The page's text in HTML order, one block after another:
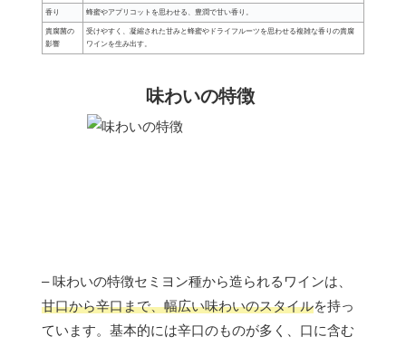
香り 蜂蜜やアプリコットを思わせる、豊潤で甘い香り。
貴腐菌の
影響
受けやすく、凝縮された甘みと蜂蜜やドライフルーツを思わせる複雑な香りの貴腐
ワインを生み出す。
味わいの特徴
– 味わいの特徴セミヨン種から造られるワインは、
甘口から辛口まで、幅広い味わいのスタイルを持っ
ています。基本的には辛口のものが多く、口に含む